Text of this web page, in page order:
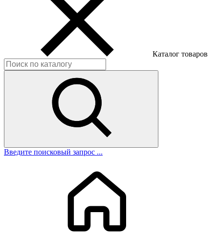
Каталог товаров
Введите поисковый запрос ...